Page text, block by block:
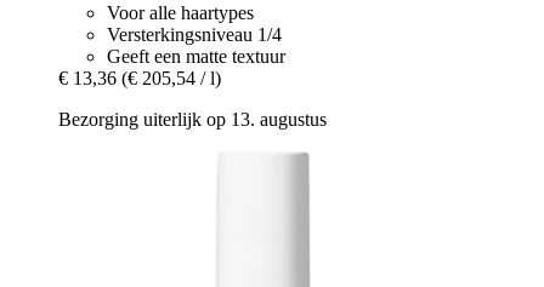
Voor alle haartypes
Versterkingsniveau 1/4
Geeft een matte textuur
€ 13,36 (€ 205,54 / l)
Bezorging uiterlijk op 13. augustus